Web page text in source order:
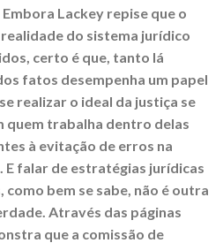
Lackey repise que o
do sistema jurídico
certo é que, tanto lá
fatos desempenha um papel
realizar o ideal da justiça se
quem trabalha dentro delas
à evitação de erros na
falar de estratégias jurídicas
bem se sabe, não é outra
Através das páginas
que a comissão de